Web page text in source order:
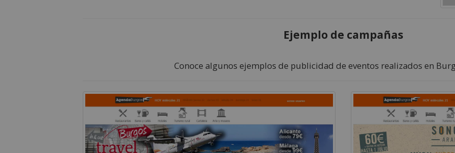
Ejemplo de campañas
Conoce algunos ejemplos de publicidad de eventos realizados en